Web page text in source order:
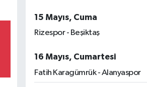
15 Mayıs, Cuma
Rizespor - Beşiktaş
16 Mayıs, Cumartesi
Fatih Karagümrük - Alanyaspor